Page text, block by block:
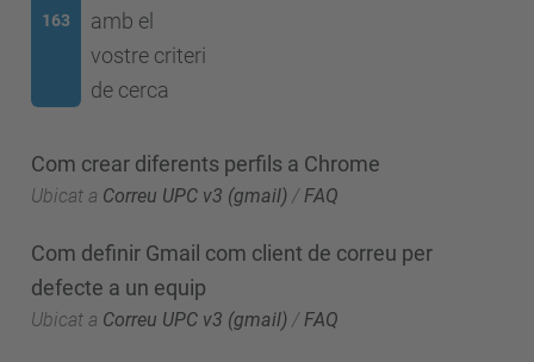
163
amb el
vostre criteri
de cerca
Com crear diferents perfils a Chrome
Ubicat a Correu UPC v3 (gmail) / FAQ
Com definir Gmail com client de correu per
defecte a un equip
Ubicat a Correu UPC v3 (gmail) /FAQ